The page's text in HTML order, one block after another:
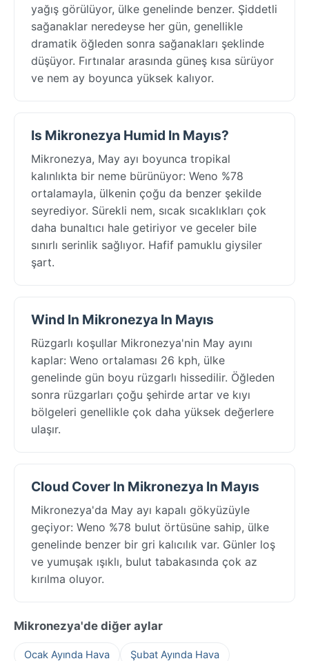
yağış görülüyor, ülke genelinde benzer. Şiddetli
sağanaklar neredeyse her gün, genellikle
dramatik öğleden sonra sağanakları şeklinde
düşüyor. Fırtınalar arasında güneş kısa sürüyor
ve nem ay boyunca yüksek kalıyor.
Is Mikronezya Humid In Mayıs?
Mikronezya, May ayı boyunca tropikal
kalınlıkta bir neme bürünüyor: Weno %78
ortalamayla, ülkenin çoğu da benzer şekilde
seyrediyor. Sürekli nem, sıcak sıcaklıkları çok
daha bunaltıcı hale getiriyor ve geceler bile
sınırlı serinlik sağlıyor. Hafif pamuklu giysiler
şart.
Wind In Mikronezya In Mayıs
Rüzgarlı koşullar Mikronezya'nin May ayını
kaplar: Weno ortalaması 26 kph, ülke
genelinde gün boyu rüzgarlı hissedilir. Öğleden
sonra rüzgarları çoğu şehirde artar ve kıyı
bölgeleri genellikle çok daha yüksek değerlere
ulaşır.
Cloud Cover In Mikronezya In Mayıs
Mikronezya'da May ayı kapalı gökyüzüyle
geçiyor: Weno %78 bulut örtüsüne sahip, ülke
genelinde benzer bir gri kalıcılık var. Günler loş
ve yumuşak ışıklı, bulut tabakasında çok az
kırılma oluyor.
Mikronezya'de diğer aylar
Ocak Ayında Hava Şubat Ayında Hava